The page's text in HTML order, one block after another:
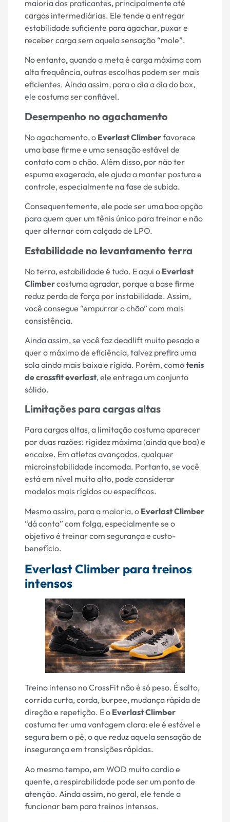
maioria dos praticantes, principalmente até
cargas intermediárias. Ele tende a entregar
estabilidade suficiente para agachar, puxar e
receber carga sem aquela sensação “mole”.
No entanto, quando a meta é carga máxima com
alta frequência, outras escolhas podem ser mais
eficientes. Ainda assim, para o dia a dia do box,
ele costuma ser confiável.
Desempenho no agachamento
No agachamento, o Everlast Climberfavorece
uma base firme e uma sensação estável de
contato com o chão. Além disso, por não ter
espuma exagerada, ele ajuda a manter postura e
controle, especialmente na fase de subida.
Consequentemente, ele pode ser uma boa opção
para quem quer um tênis único para treinar e não
quer alternar com calçado de LPO.
Estabilidade no levantamento terra
No terra, estabilidade é tudo. E aqui o Everlast
Climbercostuma agradar, porque a base firme
reduz perda de força por instabilidade. Assim,
você consegue “empurrar o chão” com mais
consistência.
Ainda assim, se você faz deadlift muito pesado e
quer o máximo de eficiência, talvez prefira uma
sola ainda mais baixa e rígida. Porém, comotenis
de crossfit everlast, ele entrega um conjunto
sólido.
Limitações para cargas altas
Para cargas altas, a limitação costuma aparecer
por duas razões: rigidez máxima (ainda que boa) e
encaixe. Em atletas avançados, qualquer
microinstabilidade incomoda. Portanto, se você
está em nível muito alto, pode considerar
modelos mais rígidos ou específicos.
Mesmo assim, para a maioria, o Everlast Climber
“dá conta” com folga, especialmente se o
objetivo é treinar com segurança e custo-
benefício.
Everlast Climber para treinos
intensos
Treino intenso no CrossFit não é só peso. É salto,
corrida curta, corda, burpee, mudança rápida de
direção e repetição. E o Everlast Climber
costuma ter uma vantagem clara: ele é estável e
segura bem o pé, o que reduz aquela sensação de
insegurança em transições rápidas.
Ao mesmo tempo, em WOD muito cardio e
quente, a respirabilidade pode ser um ponto de
atenção. Ainda assim, no geral, ele tende a
funcionar bem para treinos intensos.